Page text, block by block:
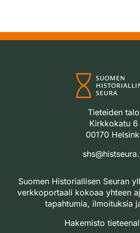
Tieteiden talo
Kirkkokatu 6
00170
Suomen Historiallisen Seuran
verkkoportaali kokoaa yhteen
tapahtumia, ilmoituksia
Hakemisto